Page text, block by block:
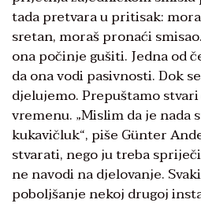
tada pretvara u pritisak:
sretan, moraš pronaći
ona počinje gušiti. Jedna od
da ona vodi pasivnosti. Dok
djelujemo. Prepuštamo
vremenu. „Mislim da je nada
kukavičluk“, piše Günter
stvarati, nego ju treba
ne navodi na djelovanje.
poboljšanje nekoj drugoj